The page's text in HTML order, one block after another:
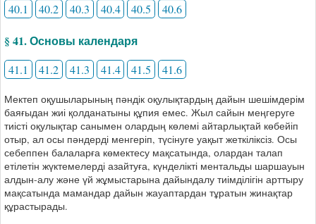
40.1 40.2 40.3 40.4 40.5 40.6
§ 41. Основы календаря
41.1 41.2 41.3 41.4 41.5 41.6
Мектеп оқушыларының пәндік оқулықтардың дайын шешімдерім
баяғыдан жиі қолданатыны құпия емес. Жыл сайын меңгеруге
тиісті оқулықтар санымен олардың көлемі айтарлықтай көбейіп
отыр, ал осы пәндерді менгеріп, түсінуге уақыт жеткіліксіз. Осы
себеппен балаларға көмектесу мақсатында, олардан талап
етілетін жүктемелерді азайтуға, күнделікті ментальды шаршауын
алдын-алу және үй жұмыстарына дайындалу тиімділігін арттыру
мақсатында мамандар дайын жауаптардан тұратын жинақтар
құрастырады.